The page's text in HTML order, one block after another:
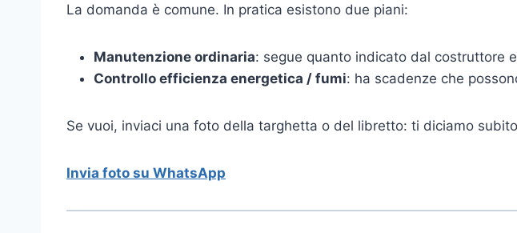
La domanda è comune. In pratica esistono due piani:
Manutenzione ordinaria: segue quanto indicato dal costruttore
Controllo efficienza energetica / fumi: ha scadenze che
Se vuoi, inviaci una foto della targhetta o del libretto: ti diciamo
Invia foto su WhatsApp